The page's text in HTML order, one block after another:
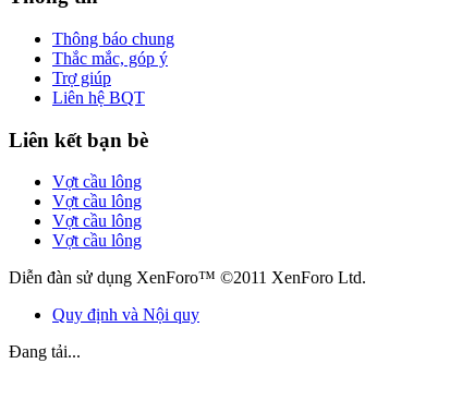
Thông báo chung
Thắc mắc, góp ý
Trợ giúp
Liên hệ BQT
Liên kết bạn bè
Vợt cầu lông
Vợt cầu lông
Vợt cầu lông
Vợt cầu lông
Diễn đàn sử dụng XenForo™ ©2011 XenForo Ltd.
Quy định và Nội quy
Đang tải...